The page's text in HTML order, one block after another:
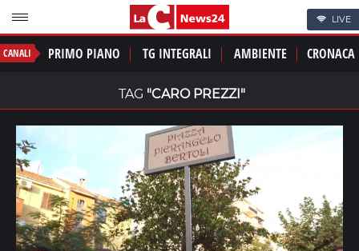
LIVE
CANALI PRIMO PIANO TG INTEGRALI AMBIENTE CRONACA
TAG "CARO PREZZI"